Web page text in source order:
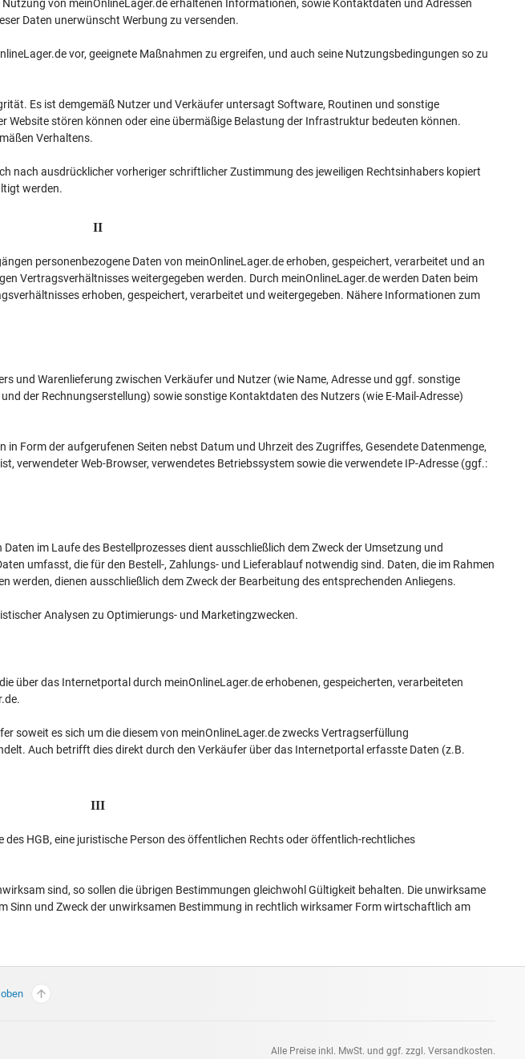
von meinOnlineLager.de erhaltenen Informationen, sowie Kontaktdaten und Adressen
Daten unerwünscht Werbung zu versenden.
vor, geeignete Maßnahmen zu ergreifen, und auch seine Nutzungsbedingungen so zu
Es ist demgemäß Nutzer und Verkäufer untersagt Software, Routinen und sonstige
Website stören können oder eine übermäßige Belastung der Infrastruktur bedeuten können.
Verhaltens.
nach ausdrücklicher vorheriger schriftlicher Zustimmung des jeweiligen Rechtsinhabers kopiert
werden.
II
personenbezogene Daten von meinOnlineLager.de erhoben, gespeichert, verarbeitet und an
Vertragsverhältnisses weitergegeben werden. Durch meinOnlineLager.de werden Daten beim
erhoben, gespeichert, verarbeitet und weitergegeben. Nähere Informationen zum
und Warenlieferung zwischen Verkäufer und Nutzer (wie Name, Adresse und ggf. sonstige
der Rechnungserstellung) sowie sonstige Kontaktdaten des Nutzers (wie E-Mail-Adresse)
Form der aufgerufenen Seiten nebst Datum und Uhrzeit des Zugriffes, Gesendete Datenmenge,
verwendeter Web-Browser, verwendetes Betriebssystem sowie die verwendete IP-Adresse (ggf.:
im Laufe des Bestellprozesses dient ausschließlich dem Zweck der Umsetzung und
umfasst, die für den Bestell-, Zahlungs- und Lieferablauf notwendig sind. Daten, die im Rahmen
dienen ausschließlich dem Zweck der Bearbeitung des entsprechenden Anliegens.
Analysen zu Optimierungs- und Marketingzwecken.
über das Internetportal durch meinOnlineLager.de erhobenen, gespeicherten, verarbeiteten
soweit es sich um die diesem von meinOnlineLager.de zwecks Vertragserfüllung
Auch betrifft dies direkt durch den Verkäufer über das Internetportal erfasste Daten (z.B.
III
HGB, eine juristische Person des öffentlichen Rechts oder öffentlich-rechtliches
sind, so sollen die übrigen Bestimmungen gleichwohl Gültigkeit behalten. Die unwirksame
Sinn und Zweck der unwirksamen Bestimmung in rechtlich wirksamer Form wirtschaftlich am
Alle Preise inkl. MwSt. und ggf. zzgl. Versandkosten.